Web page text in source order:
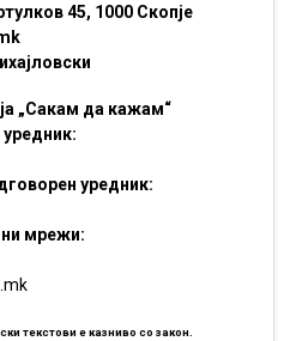
45, 1000 Скопје
„Сакам да кажам“
уредник:
уредник:
мрежи:
текстови е казниво со закон.